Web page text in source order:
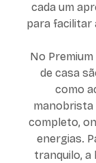
cada um
para facilitar
No
de casa
como
manobrista
completo,
energias.
tranquilo, a